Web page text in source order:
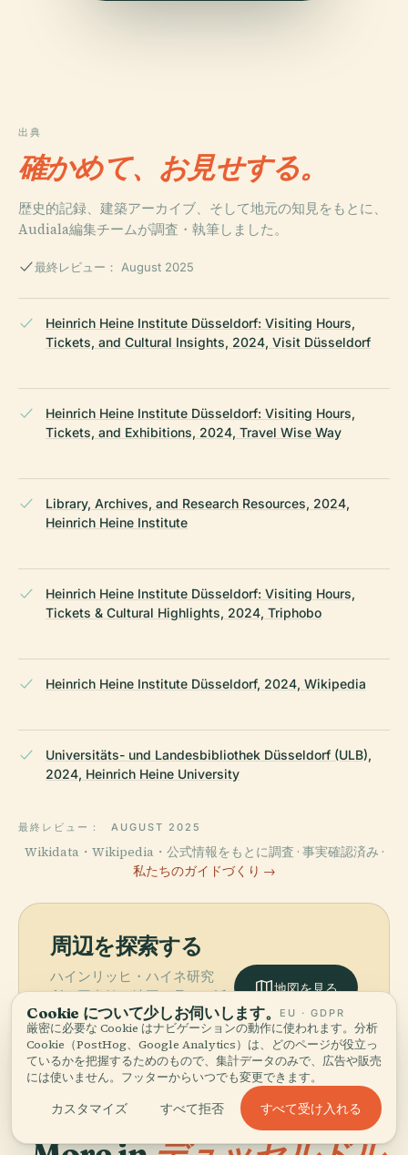
出典
確かめて、お見せする。
歴史的記録、建築アーカイブ、そして地元の知見をもとに、
Audiala編集チームが調査・執筆しました。
最終レビュー： August 2025
Heinrich Heine Institute Düsseldorf: Visiting Hours,
Tickets, and Cultural Insights, 2024, Visit Düsseldorf
Heinrich Heine Institute Düsseldorf: Visiting Hours,
Tickets, and Exhibitions, 2024, Travel Wise Way
Library, Archives, and Research Resources, 2024,
Heinrich Heine Institute
Heinrich Heine Institute Düsseldorf: Visiting Hours,
Tickets & Cultural Highlights, 2024, Triphobo
Heinrich Heine Institute Düsseldorf, 2024, Wikipedia
Universitäts- und Landesbibliothek Düsseldorf (ULB),
2024, Heinrich Heine University
最終レビュー： AUGUST 2025
Wikidata・Wikipedia・公式情報をもとに調査 · 事実確認済み ·
私たちのガイドづくり →
周辺を探索する
ハインリッヒ・ハイネ研究
所、図書館を地図で見て、近
くに何があるか発見しましょ
う。
地図を見る
Cookie について少しお伺いします。 EU · GDPR
厳密に必要な Cookie はナビゲーションの動作に使われます。分析
Cookie（PostHog、Google Analytics）は、どのページが役立っ
ているかを把握するためのもので、集計データのみで、広告や販売
には使いません。フッターからいつでも変更できます。
カスタマイズ すべて拒否 すべて受け入れる